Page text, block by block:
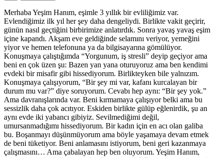
Merhaba Yeşim Hanım, eşimle 3 yıllık bir evliliğimiz var.
Evlendiğimiz ilk yıl her şey daha dengeliydi. Birlikte vakit geçirir,
günün nasıl geçtiğini birbirimize anlatırdık. Sonra yavaş yavaş eşim
içine kapandı. Akşam eve geldiğinde selamını veriyor, yemeğini
yiyor ve hemen telefonuna ya da bilgisayarına gömülüyor.
Konuşmaya çalıştığımda “Yorgunum, iş stresli” deyip geçiyor ama
beni en çok üzen şu: Bazen yan yana oturuyoruz ama ben kendimi
evdeki bir misafir gibi hissediyorum. Birlikteyken bile yalnızım.
Konuşmaya çalışıyorum, “Bir şey mi var, kafanı kurcalayan bir
durum mu var?” diye soruyorum. Cevabı hep aynı: “Bir şey yok.”
Ama davranışlarında var. Beni kırmamaya çalışıyor belki ama bu
sessizlik daha çok acıtıyor. Eskiden birlikte gülüp eğlenirdik, şu an
aynı evde iki yabancı gibiyiz. Sevilmediğimi değil,
umursanmadığımı hissediyorum. Bir kadın için en acı olan galiba
bu. Boşanmayı düşünmüyorum ama böyle yaşamaya devam etmek
de beni tüketiyor. Beni anlamasını istiyorum, beni geri kazanmaya
çalışmasını… Ama çabalayan hep ben oluyorum. Yeşim Hanım,